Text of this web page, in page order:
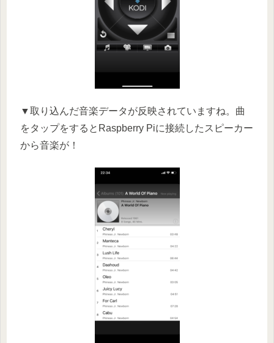
▼取り込んだ音楽データが反映されていますね。曲
をタップをするとRaspberry Piに接続したスピーカー
から音楽が！